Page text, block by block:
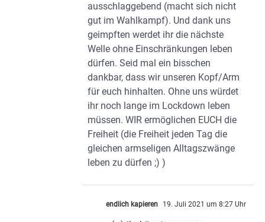
ausschlaggebend (macht sich nicht
gut im Wahlkampf). Und dank uns
geimpften werdet ihr die nächste
Welle ohne Einschränkungen leben
dürfen. Seid mal ein bisschen
dankbar, dass wir unseren Kopf/Arm
für euch hinhalten. Ohne uns würdet
ihr noch lange im Lockdown leben
müssen. WIR ermöglichen EUCH die
Freiheit (die Freiheit jeden Tag die
gleichen armseligen Alltagszwänge
leben zu dürfen ;) )
endlich kapieren 19. Juli 2021 um 8:27 Uhr